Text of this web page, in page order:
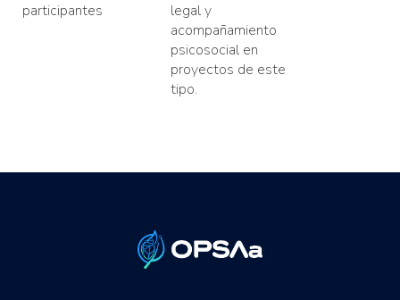
participantes
legal y
acompañamiento
psicosocial en
proyectos de este
tipo.